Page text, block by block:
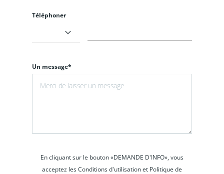
Téléphoner
Un message*
En cliquant sur le bouton «DEMANDE D'INFO», vous
acceptez les Conditions d'utilisation et Politique de